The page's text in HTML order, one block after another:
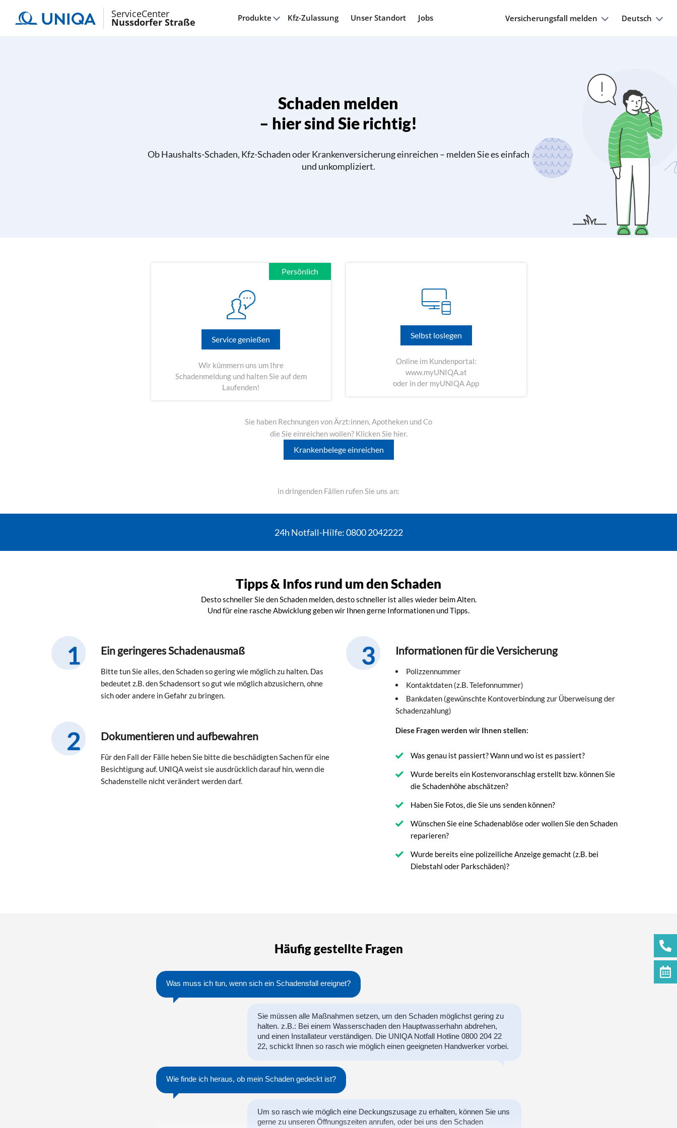
ServiceCenter
Nussdorfer Straße Produkte Kfz-Zulassung Unser Standort Jobs Versicherungsfall melden Deutsch
Schaden melden
– hier sind Sie richtig!
Ob Haushalts-Schaden, Kfz-Schaden oder Krankenversicherung einreichen – melden Sie es einfach
und unkompliziert.
Persönlich
Service genießen
Wir kümmern uns um Ihre
Schadenmeldung und halten Sie auf dem
Laufenden!
Selbst loslegen
Online im Kundenportal:
www.myUNIQA.at
oder in der myUNIQA App
Sie haben Rechnungen von Ärzt:innen, Apotheken und Co
die Sie einreichen wollen? Klicken Sie hier.
Krankenbelege einreichen
in dringenden Fällen rufen Sie uns an:
24h Notfall-Hilfe: 0800 2042222
Tipps & Infos rund um den Schaden
Desto schneller Sie den Schaden melden, desto schneller ist alles wieder beim Alten.
Und für eine rasche Abwicklung geben wir Ihnen gerne Informationen und Tipps.
Ein geringeres Schadenausmaß
Bitte tun Sie alles, den Schaden so gering wie möglich zu halten. Das
bedeutet z.B. den Schadensort so gut wie möglich abzusichern, ohne
sich oder andere in Gefahr zu bringen.
Dokumentieren und aufbewahren
Für den Fall der Fälle heben Sie bitte die beschädigten Sachen für eine
Besichtigung auf. UNIQA weist sie ausdrücklich darauf hin, wenn die
Schadenstelle nicht verändert werden darf.
Informationen für die Versicherung
Polizzennummer
Kontaktdaten (z.B. Telefonnummer)
Bankdaten (gewünschte Kontoverbindung zur Überweisung der
Schadenzahlung)
Diese Fragen werden wir Ihnen stellen:
Was genau ist passiert? Wann und wo ist es passiert?
Wurde bereits ein Kostenvoranschlag erstellt bzw. können Sie
die Schadenhöhe abschätzen?
Haben Sie Fotos, die Sie uns senden können?
Wünschen Sie eine Schadenablöse oder wollen Sie den Schaden
reparieren?
Wurde bereits eine polizeiliche Anzeige gemacht (z.B. bei
Diebstahl oder Parkschäden)?
Häufig gestellte Fragen
Was muss ich tun, wenn sich ein Schadensfall ereignet?
Sie müssen alle Maßnahmen setzen, um den Schaden möglichst gering zu
halten. z.B.: Bei einem Wasserschaden den Hauptwasserhahn abdrehen,
und einen Installateur verständigen. Die UNIQA Notfall Hotline 0800 204 22
22, schickt Ihnen so rasch wie möglich einen geeigneten Handwerker vorbei.
Wie finde ich heraus, ob mein Schaden gedeckt ist?
Um so rasch wie möglich eine Deckungszusage zu erhalten, können Sie uns
gerne zu unseren Öffnungszeiten anrufen, oder bei uns den Schaden